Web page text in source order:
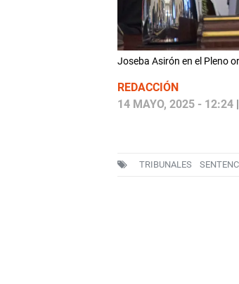
Joseba Asirón en el Pleno
REDACCIÓN
14 MAYO, 2025 - 12:24|
TRIBUNALES